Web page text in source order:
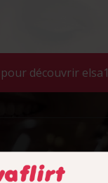
découvrir
rencontre avec un